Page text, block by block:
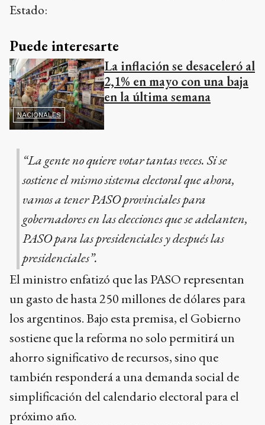
Estado:
Puede interesarte
NACIONALES
La inflación se desaceleró al
2,1% en mayo con una baja
en la última semana
“La gente no quiere votar tantas veces. Si se
sostiene el mismo sistema electoral que ahora,
vamos a tener PASO provinciales para
gobernadores en las elecciones que se adelanten,
PASO para las presidenciales y después las
presidenciales”.
El ministro enfatizó que las PASO representan
un gasto de hasta 250 millones de dólares para
los argentinos. Bajo esta premisa, el Gobierno
sostiene que la reforma no solo permitirá un
ahorro significativo de recursos, sino que
también responderá a una demanda social de
simplificación del calendario electoral para el
próximo año.